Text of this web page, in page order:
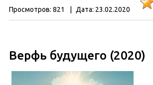
Просмотров: 821 Дата: 23.02.2020
Верфь будущего (2020)